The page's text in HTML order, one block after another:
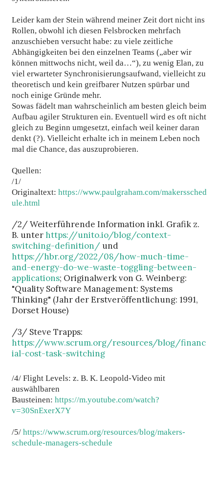
Leider kam der Stein während meiner Zeit dort nicht ins
Rollen, obwohl ich diesen Felsbrocken mehrfach
anzuschieben versucht habe: zu viele zeitliche
Abhängigkeiten bei den einzelnen Teams („aber wir
können mittwochs nicht, weil da…“), zu wenig Elan, zu
viel erwarteter Synchronisierungsaufwand, vielleicht zu
theoretisch und kein greifbarer Nutzen spürbar und
noch einige Gründe mehr.
Sowas fädelt man wahrscheinlich am besten gleich beim
Aufbau agiler Strukturen ein. Eventuell wird es oft nicht
gleich zu Beginn umgesetzt, einfach weil keiner daran
denkt (?). Vielleicht erhalte ich in meinem Leben noch
mal die Chance, das auszuprobieren.
Quellen:
/1/
Originaltext: https://www.paulgraham.com/makerssched
ule.html
/2/ Weiterführende Information inkl. Grafik z.
B. unterhttps://unito.io/blog/context-
switching-definition/ und
https://hbr.org/2022/08/how-much-time-
and-energy-do-we-waste-toggling-between-
applications; Originalwerk von G. Weinberg:
"Quality Software Management: Systems
Thinking" (Jahr der Erstveröffentlichung: 1991,
Dorset House)
/3/ Steve Trapps:
https://www.scrum.org/resources/blog/financ
ial-cost-task-switching
/4/ Flight Levels: z. B. K. Leopold-Video mit
auswählbaren
Bausteinen: https://m.youtube.com/watch?
v=30SnExerX7Y
/5/ https://www.scrum.org/resources/blog/makers-
schedule-managers-schedule